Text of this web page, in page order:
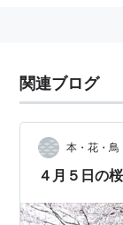
関連ブログ
本・花・鳥
４月５日の